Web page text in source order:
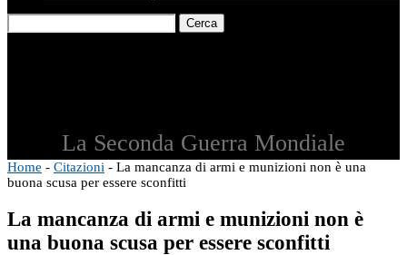
Cerca
La Seconda Guerra Mondiale
Home - Citazioni - La mancanza di armi e munizioni non è una
buona scusa per essere sconfitti
La mancanza di armi e munizioni non è
una buona scusa per essere sconfitti